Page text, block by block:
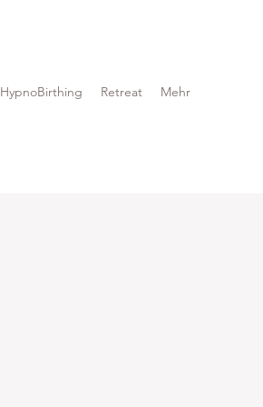
HypnoBirthing Retreat Mehr